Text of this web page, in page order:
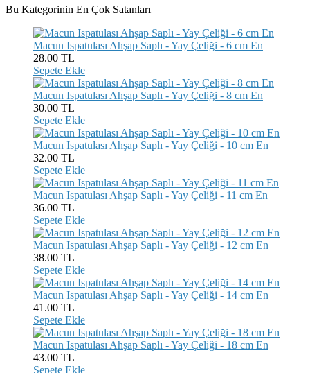
Bu Kategorinin En Çok Satanları
Macun Ispatulası Ahşap Saplı - Yay Çeliği - 6 cm En
28.00 TL
Sepete Ekle
Macun Ispatulası Ahşap Saplı - Yay Çeliği - 8 cm En
30.00 TL
Sepete Ekle
Macun Ispatulası Ahşap Saplı - Yay Çeliği - 10 cm En
32.00 TL
Sepete Ekle
Macun Ispatulası Ahşap Saplı - Yay Çeliği - 11 cm En
36.00 TL
Sepete Ekle
Macun Ispatulası Ahşap Saplı - Yay Çeliği - 12 cm En
38.00 TL
Sepete Ekle
Macun Ispatulası Ahşap Saplı - Yay Çeliği - 14 cm En
41.00 TL
Sepete Ekle
Macun Ispatulası Ahşap Saplı - Yay Çeliği - 18 cm En
43.00 TL
Sepete Ekle